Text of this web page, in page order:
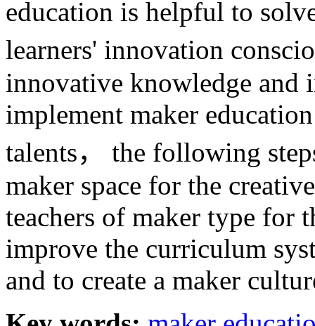
education is helpful to
learners' innovation
innovative knowledge and
implement maker
talents， the following
maker space for the
teachers of maker type for
improve the curriculum
and to create a maker